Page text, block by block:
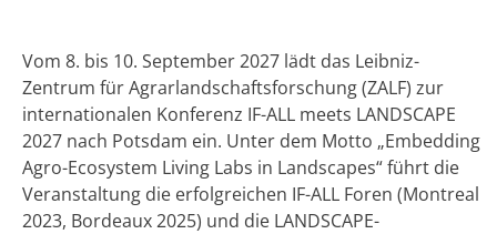
​Vom 8. bis 10. September 2027 lädt das Leibniz-
Zentrum für Agrarlandschaftsforschung (ZALF) zur
internationalen Konferenz IF-ALL meets LANDSCAPE
2027 nach Potsdam ein. Unter dem Motto „Embedding
Agro-Ecosystem Living Labs in Landscapes“ führt die
Veranstaltung die erfolgreichen IF-ALL Foren (Montreal
2023, Bordeaux 2025) und die LANDSCAPE-